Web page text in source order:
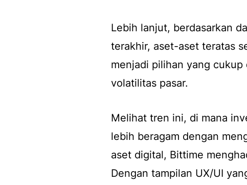
Lebih lanjut, berdasarkan
terakhir, aset-aset teratas
menjadi pilihan yang
volatilitas pasar.
Melihat tren ini, di mana
lebih beragam dengan
aset digital, Bittime
Dengan tampilan UX/UI